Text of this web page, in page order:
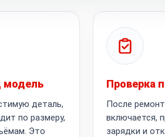
модель
деталь,
по размеру,
Это
Проверка
После
включается,
зарядки и